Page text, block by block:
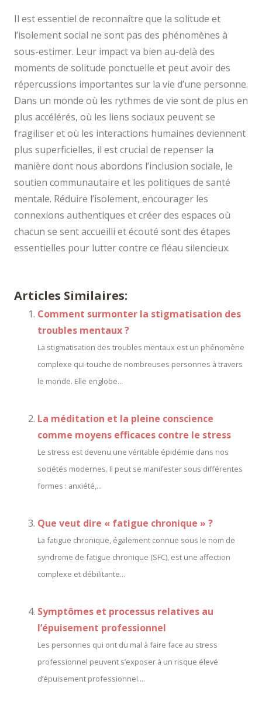
Il est essentiel de reconnaître que la solitude et
l’isolement social ne sont pas des phénomènes à
sous-estimer. Leur impact va bien au-delà des
moments de solitude ponctuelle et peut avoir des
répercussions importantes sur la vie d’une personne.
Dans un monde où les rythmes de vie sont de plus en
plus accélérés, où les liens sociaux peuvent se
fragiliser et où les interactions humaines deviennent
plus superficielles, il est crucial de repenser la
manière dont nous abordons l’inclusion sociale, le
soutien communautaire et les politiques de santé
mentale. Réduire l’isolement, encourager les
connexions authentiques et créer des espaces où
chacun se sent accueilli et écouté sont des étapes
essentielles pour lutter contre ce fléau silencieux.
Articles Similaires:
Comment surmonter la stigmatisation des
troubles mentaux ?
La stigmatisation des troubles mentaux est un phénomène
complexe qui touche de nombreuses personnes à travers
le monde. Elle englobe...
La méditation et la pleine conscience
comme moyens efficaces contre le stress
Le stress est devenu une véritable épidémie dans nos
sociétés modernes. Il peut se manifester sous différentes
formes : anxiété,...
Que veut dire « fatigue chronique » ?
La fatigue chronique, également connue sous le nom de
syndrome de fatigue chronique (SFC), est une affection
complexe et débilitante...
Symptômes et processus relatives au
l’épuisement professionnel
Les personnes qui ont du mal à faire face au stress
professionnel peuvent s’exposer à un risque élevé
d’épuisement professionnel....